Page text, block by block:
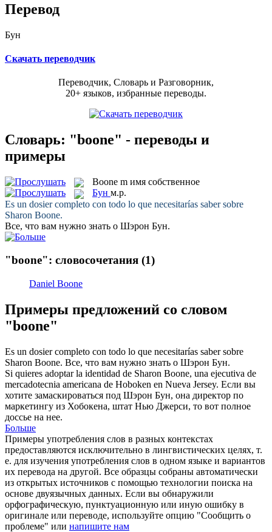
Перевод
Бун
Скачать переводчик
Переводчик, Словарь и Разговорник,
20+ языков, избранные переводы.
Словарь: "boone" - переводы и
примеры
Boone m имя собственное
Бун м.р.
Es un dosier completo con todo lo que necesitarías saber sobre
Sharon Boone.
Все, что вам нужно знать о Шэрон Бун.
"boone": словосочетания (1)
Daniel Boone
Примеры предложений со словом
"boone"
Es un dosier completo con todo lo que necesitarías saber sobre
Sharon Boone. Все, что вам нужно знать о Шэрон Бун.
Si quieres adoptar la identidad de Sharon Boone, una ejecutiva de
mercadotecnia americana de Hoboken en Nueva Jersey. Если вы
хотите замаскироваться под Шэрон Бун, она директор по
маркетингу из Хобокена, штат Нью Джерси, то вот полное
доссье на нее.
Больше
Примеры употребления слов в разных контекстах
предоставляются исключительно в лингвистических целях, т.
е. для изучения употребления слов в одном языке и вариантов
их перевода на другой. Все образцы собраны автоматически
из открытых источников с помощью технологии поиска на
основе двуязычных данных. Если вы обнаружили
орфографическую, пунктуационную или иную ошибку в
оригинале или переводе, используйте опцию "Сообщить о
проблеме" или напишите нам